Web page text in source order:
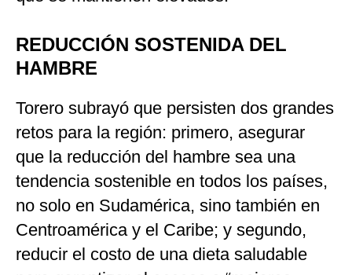
REDUCCIÓN SOSTENIDA DEL
HAMBRE
Torero subrayó que persisten dos grandes
retos para la región: primero, asegurar
que la reducción del hambre sea una
tendencia sostenible en todos los países,
no solo en Sudamérica, sino también en
Centroamérica y el Caribe; y segundo,
reducir el costo de una dieta saludable